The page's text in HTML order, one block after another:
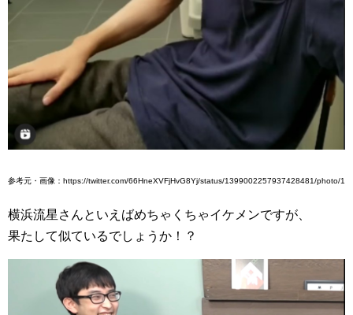
参考元・画像：https://twitter.com/66HneXVFjHvG8Yj/status/1399002257937428481/photo/1
横浜流星さんといえばめちゃくちゃイケメンですが、
果たして似ているでしょうか！？